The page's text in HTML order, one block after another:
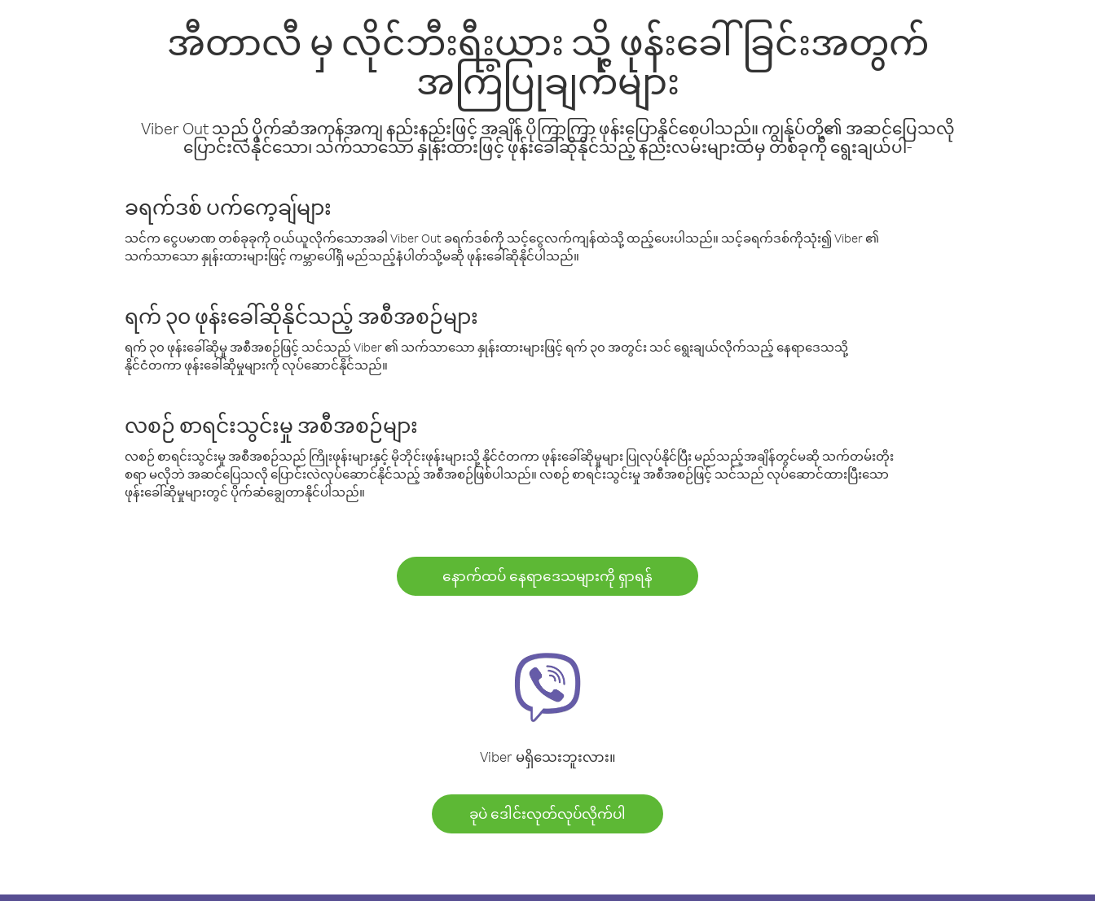
အီတာလီ မှ လိုင်ဘီးရီးယား သို့ ဖုန်းခေါ်ခြင်းအတွက်
အကြံပြုချက်များ
Viber Out သည် ပိုက်ဆံအကုန်အကျ နည်းနည်းဖြင့် အချိန် ပိုကြာကြာ ဖုန်းပြောနိုင်စေပါသည်။ ကျွန်ုပ်တို့၏ အဆင်ပြေသလို
ပြောင်းလဲနိုင်သော၊ သက်သာသော နှုန်းထားဖြင့် ဖုန်းခေါ်ဆိုနိုင်သည့် နည်းလမ်းများထဲမှ တစ်ခုကို ရွေးချယ်ပါ-
ခရက်ဒစ် ပက်ကေ့ချ်များ
သင်က ငွေပမာဏ တစ်ခုခုကို ဝယ်ယူလိုက်သောအခါ Viber Out ခရက်ဒစ်ကို သင့်ငွေလက်ကျန်ထဲသို့ ထည့်ပေးပါသည်။ သင့်ခရက်ဒစ်ကိုသုံး၍ Viber ၏
သက်သာသော နှုန်းထားများဖြင့် ကမ္ဘာပေါ်ရှိ မည်သည့်နံပါတ်သို့မဆို ဖုန်းခေါ်ဆိုနိုင်ပါသည်။
ရက် ၃၀ ဖုန်းခေါ်ဆိုနိုင်သည့် အစီအစဉ်များ
ရက် ၃၀ ဖုန်းခေါ်ဆိုမှု အစီအစဉ်ဖြင့် သင်သည် Viber ၏ သက်သာသော နှုန်းထားများဖြင့် ရက် ၃၀ အတွင်း သင် ရွေးချယ်လိုက်သည့် နေရာဒေသသို့
နိုင်ငံတကာ ဖုန်းခေါ်ဆိုမှုများကို လုပ်ဆောင်နိုင်သည်။
လစဉ် စာရင်းသွင်းမှု အစီအစဉ်များ
လစဉ် စာရင်းသွင်းမှု အစီအစဉ်သည် ကြိုးဖုန်းများနှင့် မိုဘိုင်းဖုန်းများသို့ နိုင်ငံတကာ ဖုန်းခေါ်ဆိုမှုများ ပြုလုပ်နိုင်ပြီး မည်သည့်အချိန်တွင်မဆို သက်တမ်းတိုး
စရာ မလိုဘဲ အဆင်ပြေသလို ပြောင်းလဲလုပ်ဆောင်နိုင်သည့် အစီအစဉ်ဖြစ်ပါသည်။ လစဉ် စာရင်းသွင်းမှု အစီအစဉ်ဖြင့် သင်သည် လုပ်ဆောင်ထားပြီးသော
ဖုန်းခေါ်ဆိုမှုများတွင် ပိုက်ဆံချွေတာနိုင်ပါသည်။
နောက်ထပ် နေရာဒေသများကို ရှာရန်
Viber မရှိသေးဘူးလား။
ခုပဲ ဒေါင်းလုတ်လုပ်လိုက်ပါ